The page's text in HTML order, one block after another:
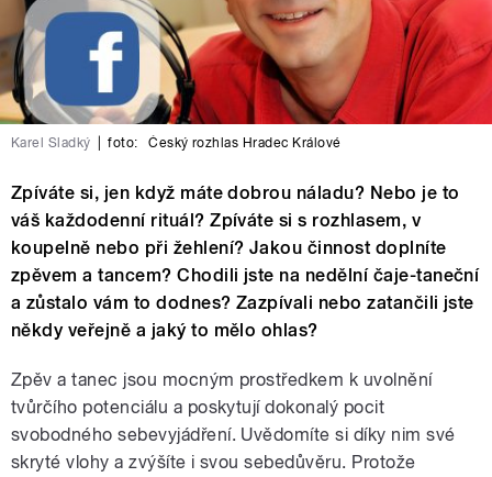
Karel Sladký foto: Český rozhlas Hradec Králové
Zpíváte si, jen když máte dobrou náladu? Nebo je to
váš každodenní rituál? Zpíváte si s rozhlasem, v
koupelně nebo při žehlení? Jakou činnost doplníte
zpěvem a tancem? Chodili jste na nedělní čaje-taneční
a zůstalo vám to dodnes? Zazpívali nebo zatančili jste
někdy veřejně a jaký to mělo ohlas?
Zpěv a tanec jsou mocným prostředkem k uvolnění
tvůrčího potenciálu a poskytují dokonalý pocit
svobodného sebevyjádření. Uvědomíte si díky nim své
skryté vlohy a zvýšíte i svou sebedůvěru. Protože